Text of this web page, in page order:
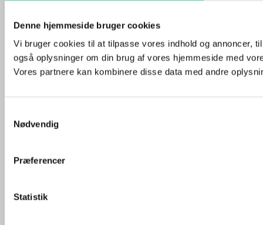
Denne hjemmeside bruger cookies
Vi bruger cookies til at tilpasse vores indhold og annoncer,
også oplysninger om din brug af vores hjemmeside med
Vores partnere kan kombinere disse data med andre
Nødvendig
Præferencer
Statistik